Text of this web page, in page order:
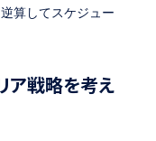
算してスケジュー
ア戦略を考え